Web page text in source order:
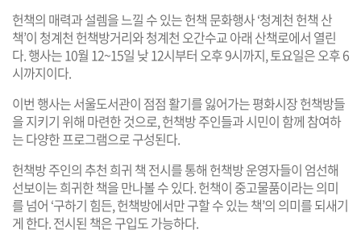
헌책의 매력과 설렘을 느낄 수 있는 헌책 문화행사 ‘청계천 헌책 산
책’이 청계천 헌책방거리와 청계천 오간수교 아래 산책로에서 열린
다. 행사는 10월 12~15일 낮 12시부터 오후 9시까지, 토요일은 오후 6
시까지이다.
이번 행사는 서울도서관이 점점 활기를 잃어가는 평화시장 헌책방들
을 지키기 위해 마련한 것으로, 헌책방 주인들과 시민이 함께 참여하
는 다양한 프로그램으로 구성된다.
헌책방 주인의 추천 희귀 책 전시를 통해 헌책방 운영자들이 엄선해
선보이는 희귀한 책을 만나볼 수 있다. 헌책이 중고물품이라는 의미
를 넘어 ‘구하기 힘든, 헌책방에서만 구할 수 있는 책’의 의미를 되새기
게 한다. 전시된 책은 구입도 가능하다.